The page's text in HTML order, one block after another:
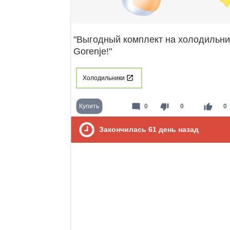
"Выгодный комплект на
Gorenje!"
Холодильники
Купить thumb_down 0 thumb_up 0
mode_comment 0
Закончилась 61 день назад